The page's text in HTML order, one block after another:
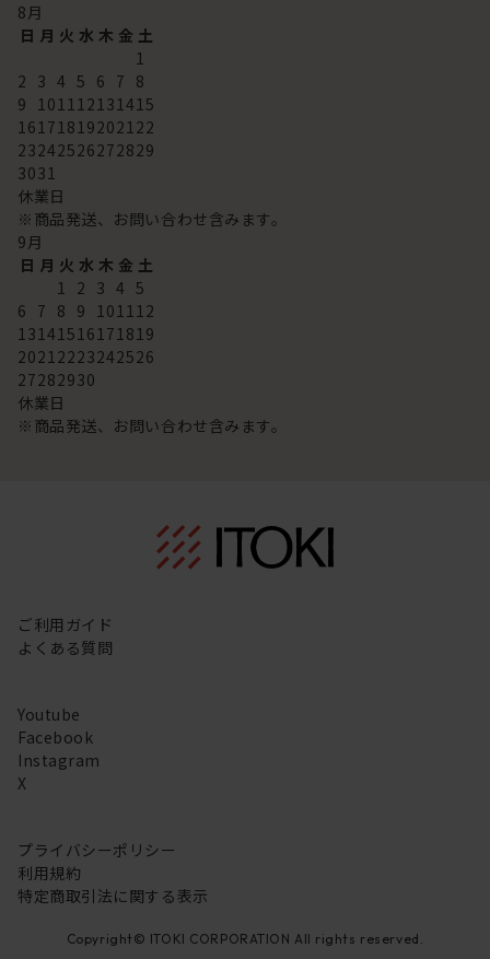
8月
日 月 火 水 木 金 土
1
2 3 4 5 6 7 8
9 101112131415
16171819202122
23242526272829
3031
休業日
※商品発送、お問い合わせ含みます。
9月
日 月 火 水 木 金 土
1 2 3 4 5
6 7 8 9 101112
13141516171819
20212223242526
27282930
休業日
※商品発送、お問い合わせ含みます。
ご利用ガイド
よくある質問
Youtube
Facebook
Instagram
X
プライバシーポリシー
利用規約
特定商取引法に関する表示
Copyright© ITOKI CORPORATION All rights reserved.